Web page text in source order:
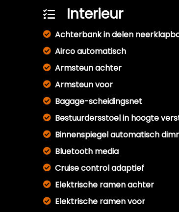
Interieur
Achterbank in delen
Airco automatisch
Armsteun achter
Armsteun voor
Bagage-scheidingsnet
Bestuurdersstoel in hoogte
Binnenspiegel automatisch
Bluetooth media
Cruise control adaptief
Elektrische ramen achter
Elektrische ramen voor